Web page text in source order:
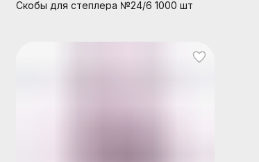
Скобы для степлера №24/6 1000 шт